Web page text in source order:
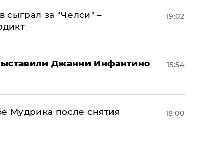
сыграл за "Челси" –
19:02
Джанни Инфантино
15:54
Мудрика после снятия
18:00